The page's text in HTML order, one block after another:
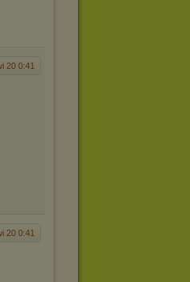
20 0:41
20 0:41